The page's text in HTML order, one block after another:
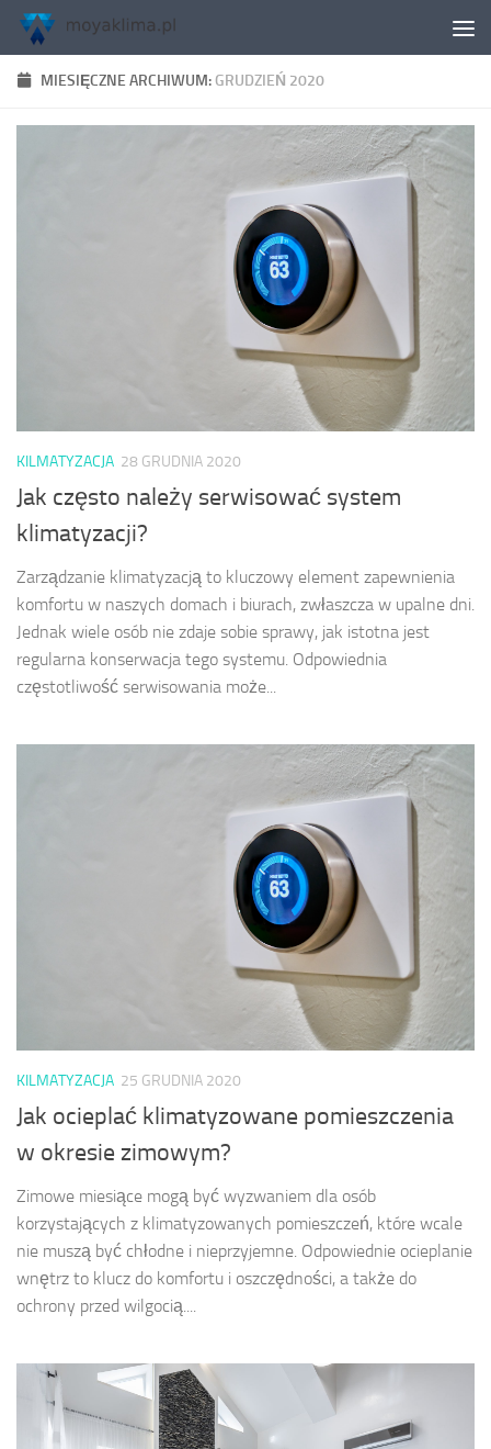
Skip to content
MIESIĘCZNE ARCHIWUM: GRUDZIEŃ 2020
KILMATYZACJA 28 GRUDNIA 2020
Jak często należy serwisować system
klimatyzacji?
Zarządzanie klimatyzacją to kluczowy element zapewnienia
komfortu w naszych domach i biurach, zwłaszcza w upalne dni.
Jednak wiele osób nie zdaje sobie sprawy, jak istotna jest
regularna konserwacja tego systemu. Odpowiednia
częstotliwość serwisowania może...
KILMATYZACJA 25 GRUDNIA 2020
Jak ocieplać klimatyzowane pomieszczenia
w okresie zimowym?
Zimowe miesiące mogą być wyzwaniem dla osób
korzystających z klimatyzowanych pomieszczeń, które wcale
nie muszą być chłodne i nieprzyjemne. Odpowiednie ocieplanie
wnętrz to klucz do komfortu i oszczędności, a także do
ochrony przed wilgocią....